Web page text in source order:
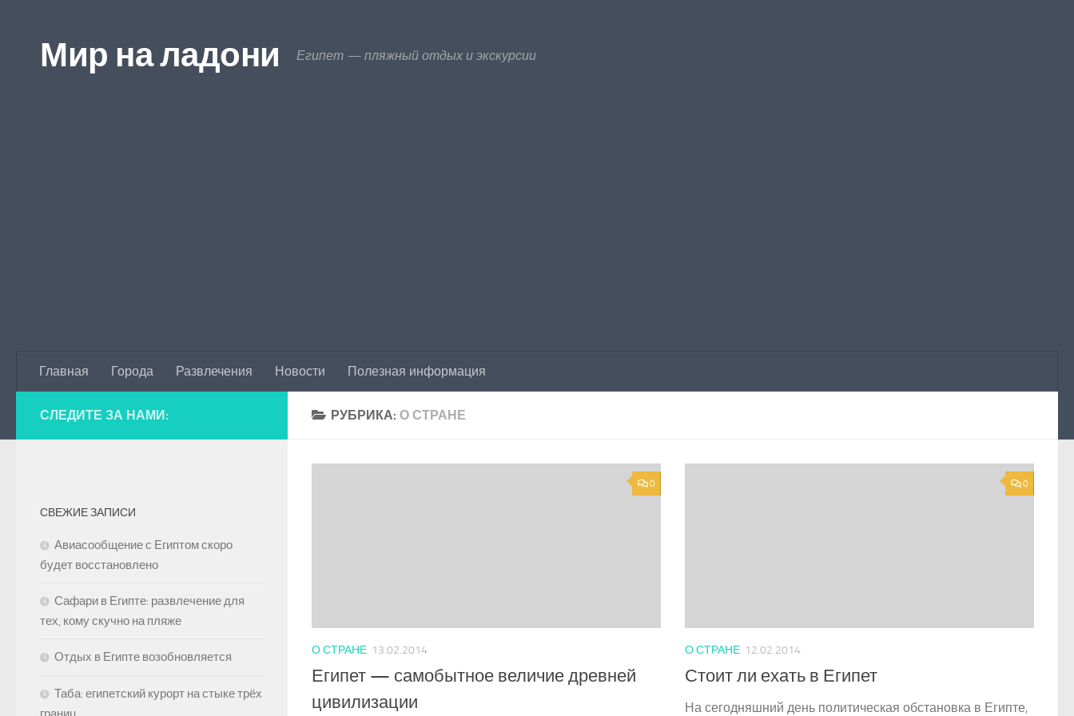
Мир на ладони Египет — пляжный отдых и экскурсии
Главная Города Развлечения Новости Полезная информация
РУБРИКА: О СТРАНЕ
0
О СТРАНЕ 13.02.2014
Египет — самобытное величие древней
цивилизации
0
О СТРАНЕ 12.02.2014
Стоит ли ехать в Египет
На сегодняшний день политическая обстановка в Египте,
СЛЕДИТЕ ЗА НАМИ:
СВЕЖИЕ ЗАПИСИ
Авиасообщение с Египтом скоро
будет восстановлено
Сафари в Египте: развлечение для
тех, кому скучно на пляже
Отдых в Египте возобновляется
Таба: египетский курорт на стыке трёх